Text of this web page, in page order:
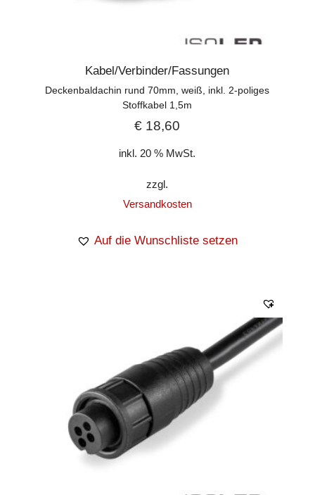
Kabel/Verbinder/Fassungen
Deckenbaldachin rund 70mm, weiß, inkl. 2-poliges
Stoffkabel 1,5m
€ 18,60
inkl. 20 % MwSt.
zzgl.
Versandkosten
Auf die Wunschliste setzen